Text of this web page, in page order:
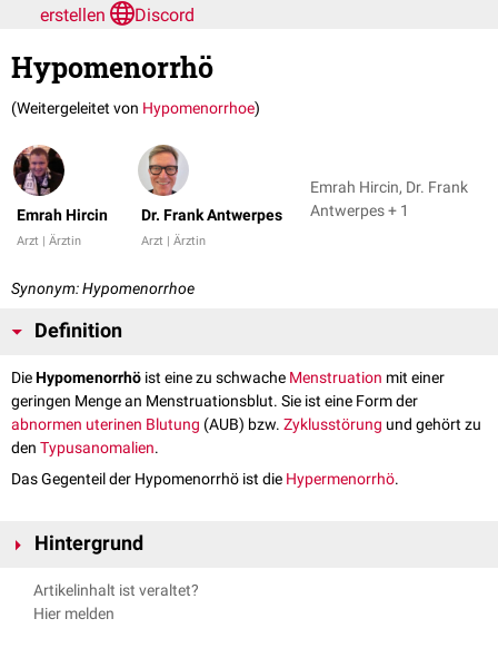
erstellen
Discord
Hypomenorrhö
(Weitergeleitet von Hypomenorrhoe)
Emrah Hircin
Arzt | Ärztin
Dr. Frank Antwerpes
Arzt | Ärztin
Emrah Hircin, Dr. Frank
Antwerpes + 1
Synonym: Hypomenorrhoe
Definition
DieHypomenorrhö ist eine zu schwache Menstruation mit einer
geringen Menge an Menstruationsblut. Sie ist eine Form der
abnormen uterinen Blutung (AUB) bzw. Zyklusstörung und gehört zu
den Typusanomalien.
Das Gegenteil der Hypomenorrhö ist die Hypermenorrhö.
Hintergrund
Bei der Hypomenorrhö ist die Blutmenge gering (< 5 ml) und die
Blutungsdauer meist verkürzt. Es kommt nicht zu einer normalen
Artikelinhalt ist veraltet?
Hier melden